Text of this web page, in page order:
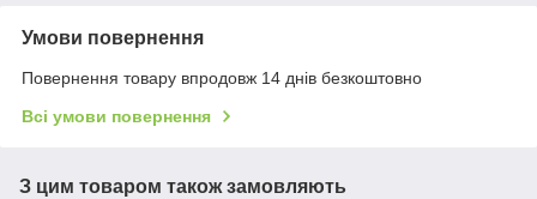
Умови повернення
Повернення товару впродовж 14 днів безкоштовно
Всі умови повернення
З цим товаром також замовляють